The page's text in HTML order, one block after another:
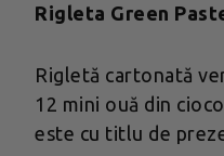
Rigleta Green
Rigletă cartonată
12 mini ouă din
este cu titlu de